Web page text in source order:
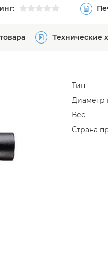
Технические
Тип
Диаметр
Вес
Страна